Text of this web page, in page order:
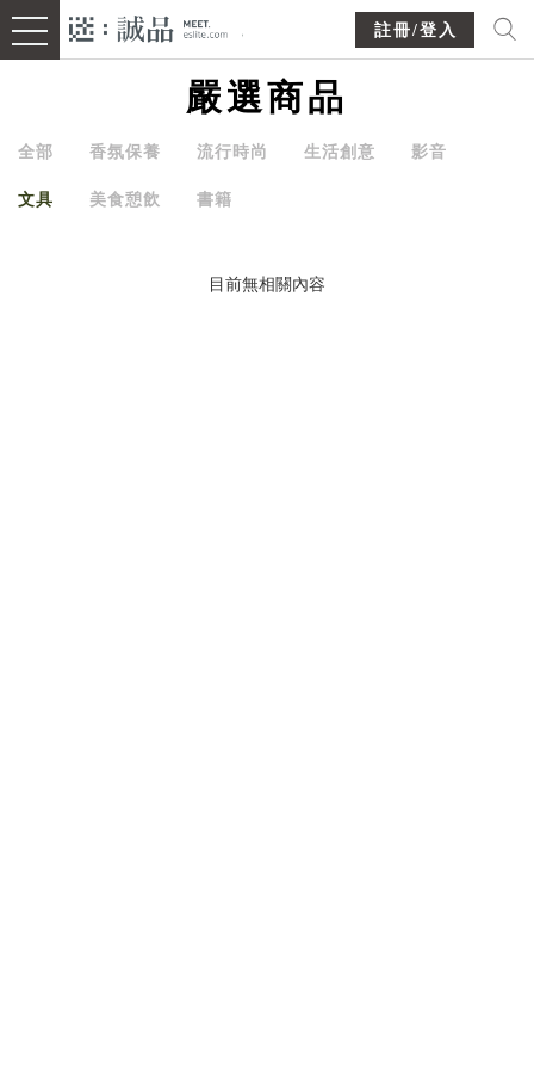
註冊/登入
嚴選商品
全部 香氛保養 流行時尚 生活創意 影音
文具 美食憩飲 書籍
目前無相關內容